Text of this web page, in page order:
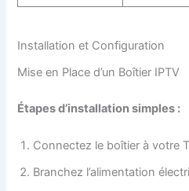
Installation et Configuration
Mise en Place d’un Boîtier IPTV
Étapes d’installation simples :
Connectez le boîtier à votre
Branchez l’alimentation